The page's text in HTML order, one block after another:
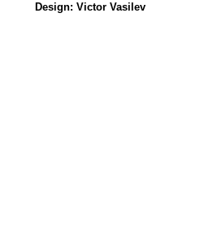
Design: Victor Vasilev